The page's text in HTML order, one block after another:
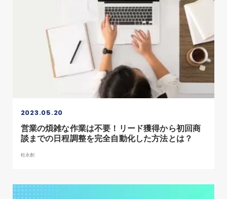
2023.05.20
営業の煩雑な作業は不要！リード獲得から初回商
談までの日程調整を完全自動化した方法とは？
松永創